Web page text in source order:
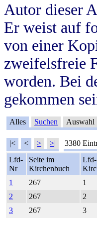
Autor dieser
Er weist auf
von einer
zweifelsfreie
worden. Bei
gekommen
Alles Suchen Auswahl
|< < > >| 3380
Lfd-
Nr
Seite im
Kirchenbuch
1
267 1
2
267 2
3
267 3